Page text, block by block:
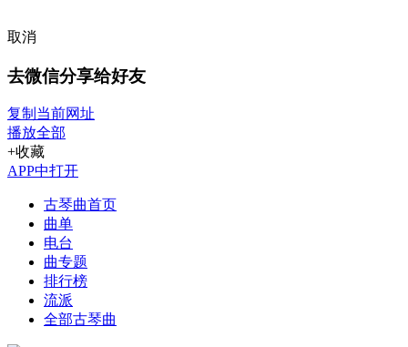
取消
去微信分享给好友
复制当前网址
播放全部
+收藏
APP中打开
古琴曲首页
曲单
电台
曲专题
排行榜
流派
全部古琴曲